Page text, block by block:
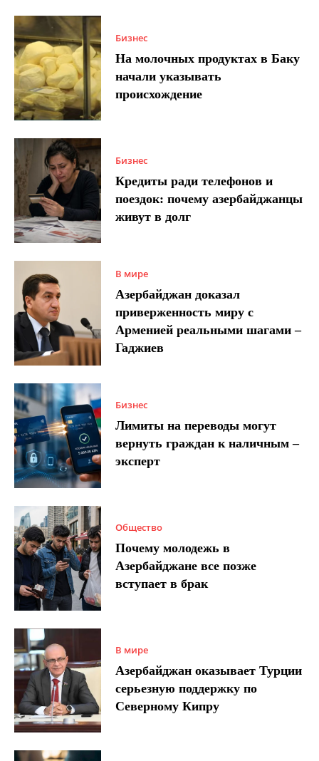
Бизнес
На молочных продуктах в Баку
начали указывать
происхождение
Бизнес
Кредиты ради телефонов и
поездок: почему азербайджанцы
живут в долг
В мире
Азербайджан доказал
приверженность миру с
Арменией реальными шагами –
Гаджиев
Бизнес
Лимиты на переводы могут
вернуть граждан к наличным –
эксперт
Общество
Почему молодежь в
Азербайджане все позже
вступает в брак
В мире
Азербайджан оказывает Турции
серьезную поддержку по
Северному Кипру